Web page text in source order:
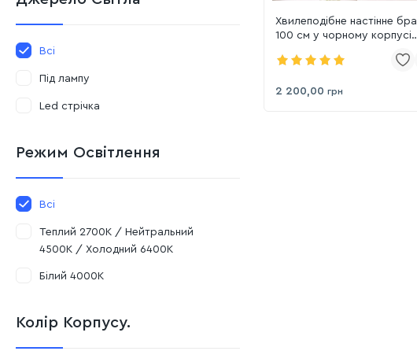
Всі
Під лампу
Led стрічка
Режим Освітлення
Всі
Теплий 2700К / Нейтральний
4500К / Холодний 6400К
Білий 4000K
Колір Корпусу.
Хвилеподібне настінне бра
100 см у чорному корпусі
2 200,00 грн